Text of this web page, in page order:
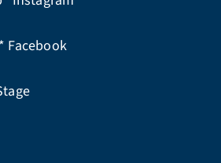
Facebook